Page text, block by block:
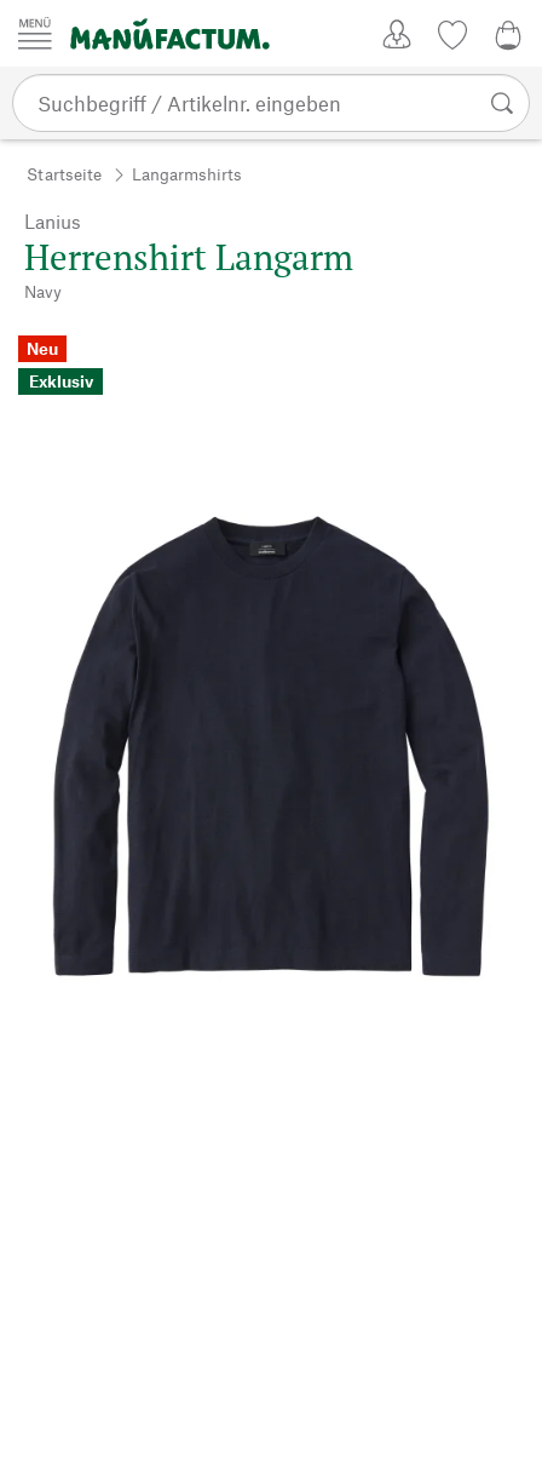
Zum Inhalt springen
Startseite Langarmshirts
Lanius
Herrenshirt Langarm
Navy
Neu
Exklusiv